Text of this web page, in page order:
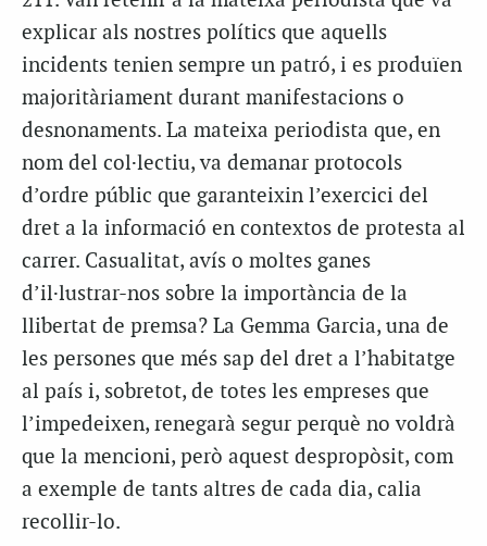
explicar als nostres polítics que aquells
incidents tenien sempre un patró, i es produïen
majoritàriament durant manifestacions o
desnonaments. La mateixa periodista que, en
nom del col·lectiu, va demanar protocols
d’ordre públic que garanteixin l’exercici del
dret a la informació en contextos de protesta al
carrer. Casualitat, avís o moltes ganes
d’il·lustrar-nos sobre la importància de la
llibertat de premsa? La Gemma Garcia, una de
les persones que més sap del dret a l’habitatge
al país i, sobretot, de totes les empreses que
l’impedeixen, renegarà segur perquè no voldrà
que la mencioni, però aquest despropòsit, com
a exemple de tants altres de cada dia, calia
recollir-lo.